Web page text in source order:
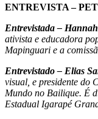
ENTREVISTA –
Entrevistada –
ativista e educadora
Mapinguari e a
Entrevistado – Elias
visual, e presidente do
Mundo no Bailique. É
Estadual Igarapé